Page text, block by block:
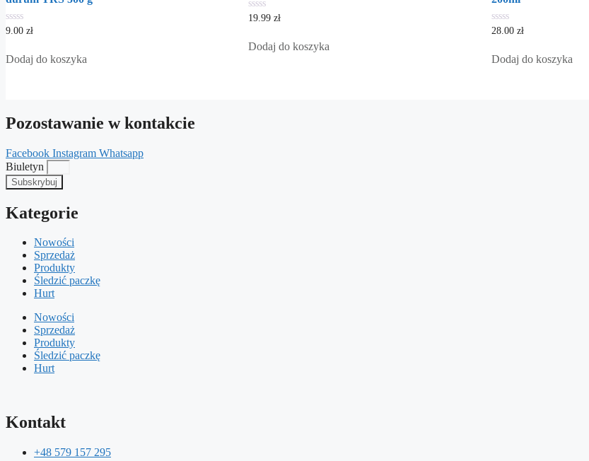
0
5
9.00 zł
Dodaj do koszyka
0
5
19.99zł
Dodaj do koszyka
0
5
28.00 zł
Dodaj do koszyka
Pozostawanie w kontakcie
Facebook Instagram Whatsapp
Biuletyn
Subskrybuj
Kategorie
Nowości
Sprzedaż
Produkty
Śledzić paczkę
Hurt
Nowości
Sprzedaż
Produkty
Śledzić paczkę
Hurt
Kontakt
+48 579 157 295